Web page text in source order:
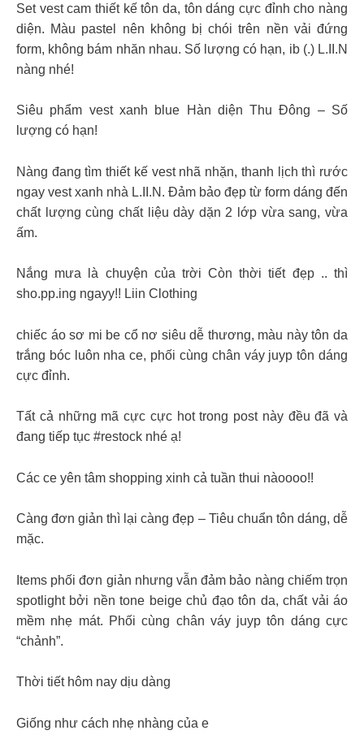
Set vest cam thiết kế tôn da, tôn dáng cực đỉnh cho nàng
diện. Màu pastel nên không bị chói trên nền vải đứng
form, không bám nhăn nhau. Số lượng có hạn, ib (.) L.II.N
nàng nhé!
Siêu phẩm vest xanh blue Hàn diện Thu Đông – Số
lượng có hạn!
Nàng đang tìm thiết kế vest nhã nhặn, thanh lịch thì rước
ngay vest xanh nhà L.II.N. Đảm bảo đẹp từ form dáng đến
chất lượng cùng chất liệu dày dặn 2 lớp vừa sang, vừa
ấm.
Nắng mưa là chuyện của trời Còn thời tiết đẹp .. thì
sho.pp.ing ngayy!! Liin Clothing
chiếc áo sơ mi be cổ nơ siêu dễ thương, màu này tôn da
trắng bóc luôn nha ce, phối cùng chân váy juyp tôn dáng
cực đỉnh.
Tất cả những mã cực cực hot trong post này đều đã và
đang tiếp tục #restock nhé ạ!
Các ce yên tâm shopping xinh cả tuần thui nàoooo!!
Càng đơn giản thì lại càng đẹp – Tiêu chuẩn tôn dáng, dễ
mặc.
Items phối đơn giản nhưng vẫn đảm bảo nàng chiếm trọn
spotlight bởi nền tone beige chủ đạo tôn da, chất vải áo
mềm nhẹ mát. Phối cùng chân váy juyp tôn dáng cực
“chảnh”.
Thời tiết hôm nay dịu dàng
Giống như cách nhẹ nhàng của e